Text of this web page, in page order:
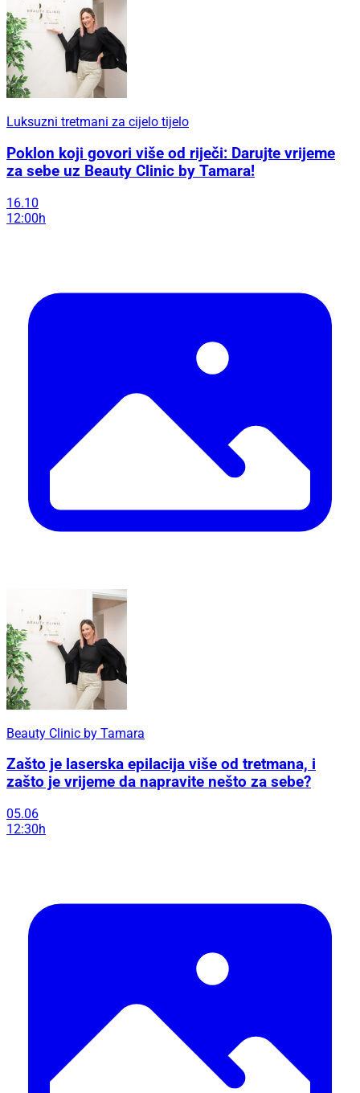
Luksuzni tretmani za cijelo tijelo
Poklon koji govori više od riječi: Darujte vrijeme
za sebe uz Beauty Clinic by Tamara!
16.10
12:00h
Beauty Clinic by Tamara
Zašto je laserska epilacija više od tretmana, i
zašto je vrijeme da napravite nešto za sebe?
05.06
12:30h